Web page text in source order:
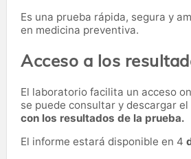
Es una prueba rápida, segura y
en medicina preventiva.
Acceso a los
El laboratorio facilita un acceso
se puede consultar y descargar el
con los resultados de la prueba.
El informe estará disponible en 4